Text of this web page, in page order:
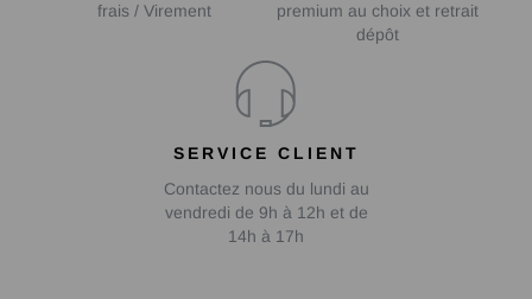
frais / Virement
premium au choix et retrait
dépôt
SERVICE CLIENT
Contactez nous du lundi au
vendredi de 9h à 12h et de
14h à 17h